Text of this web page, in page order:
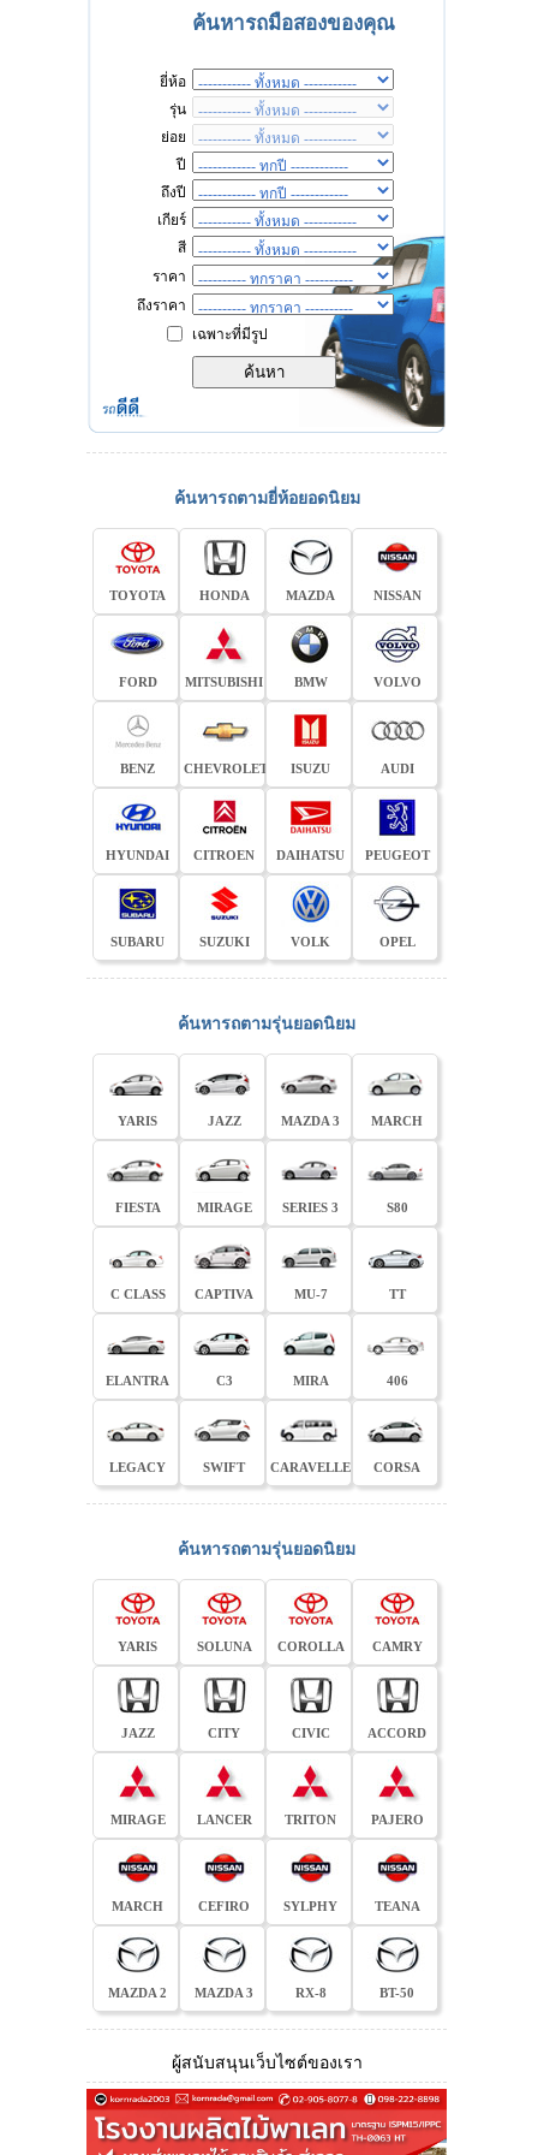
ค้นหารถมือสองของคุณ
ยี่ห้อ
รุ่น
ย่อย
ปี
ถึงปี
เกียร์
สี
ราคา
ถึงราคา
เฉพาะที่มีรูป
ค้นหารถตามยี่ห้อยอดนิยม
TOYOTA HONDA MAZDA NISSAN
FORD MITSUBISHI BMW VOLVO
BENZ CHEVROLET ISUZU AUDI
HYUNDAI CITROEN DAIHATSU PEUGEOT
SUBARU SUZUKI VOLK OPEL
ค้นหารถตามรุ่นยอดนิยม
YARIS JAZZ MAZDA 3 MARCH
FIESTA MIRAGE SERIES 3 S80
C CLASS CAPTIVA MU-7 TT
ELANTRA C3 MIRA 406
LEGACY SWIFT CARAVELLE CORSA
ค้นหารถตามรุ่นยอดนิยม
YARIS SOLUNA COROLLA CAMRY
JAZZ CITY CIVIC ACCORD
MIRAGE LANCER TRITON PAJERO
MARCH CEFIRO SYLPHY TEANA
MAZDA 2 MAZDA 3 RX-8 BT-50
ผู้สนับสนุนเว็บไซต์ของเรา